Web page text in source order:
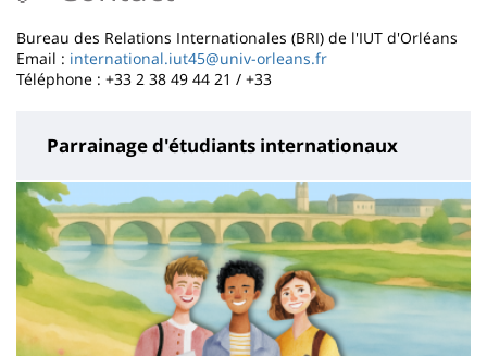
Bureau des Relations Internationales (BRI) de l'IUT d'Orléans
Email : international.iut45@univ-orleans.fr
Téléphone : +33 2 38 49 44 21 / +33
Parrainage d'étudiants internationaux